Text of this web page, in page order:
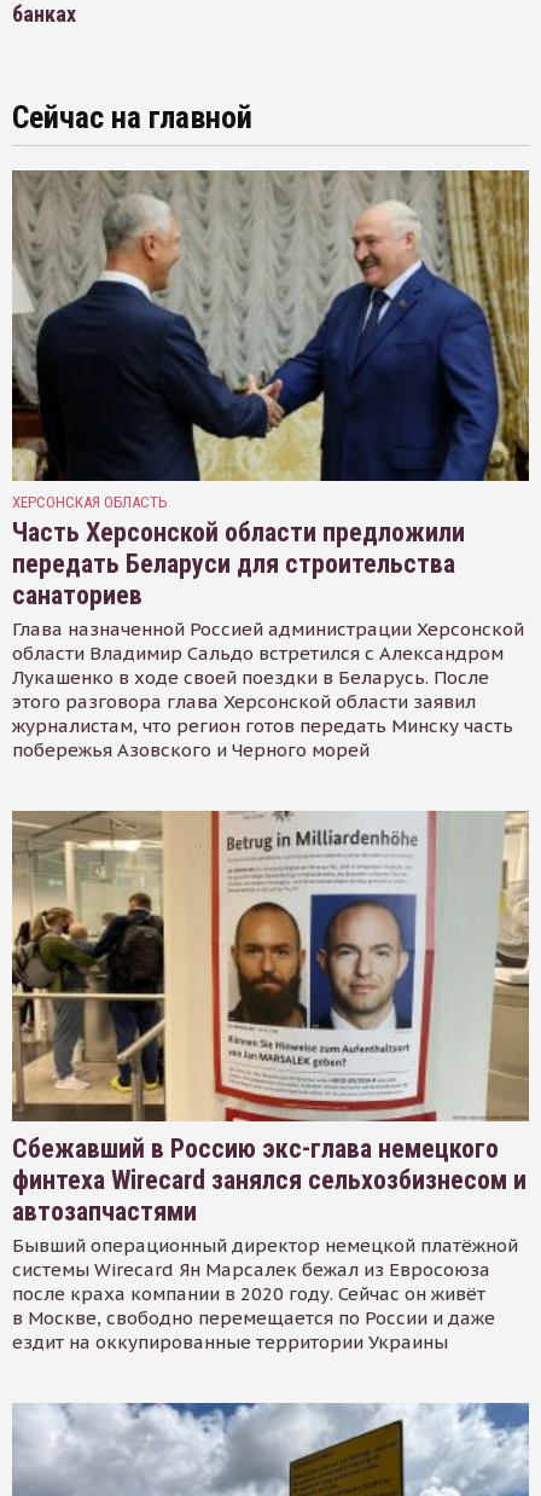
банках
Сейчас на главной
ХЕРСОНСКАЯ ОБЛАСТЬ
Часть Херсонской области предложили
передать Беларуси для строительства
санаториев
Глава назначенной Россией администрации Херсонской
области Владимир Сальдо встретился с Александром
Лукашенко в ходе своей поездки в Беларусь. После
этого разговора глава Херсонской области заявил
журналистам, что регион готов передать Минску часть
побережья Азовского и Черного морей
Сбежавший в Россию экс-глава немецкого
финтеха Wirecard занялся сельхозбизнесом и
автозапчастями
Бывший операционный директор немецкой платёжной
системы Wirecard Ян Марсалек бежал из Евросоюза
после краха компании в 2020 году. Сейчас он живёт
в Москве, свободно перемещается по России и даже
ездит на оккупированные территории Украины